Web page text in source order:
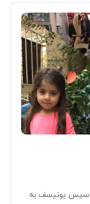
یونیسف به